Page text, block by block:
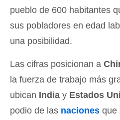
pueblo de 600 habitantes
sus pobladores en edad
una posibilidad.
Las cifras posicionan a
la fuerza de trabajo más
ubican India y Estados
podio de las naciones que